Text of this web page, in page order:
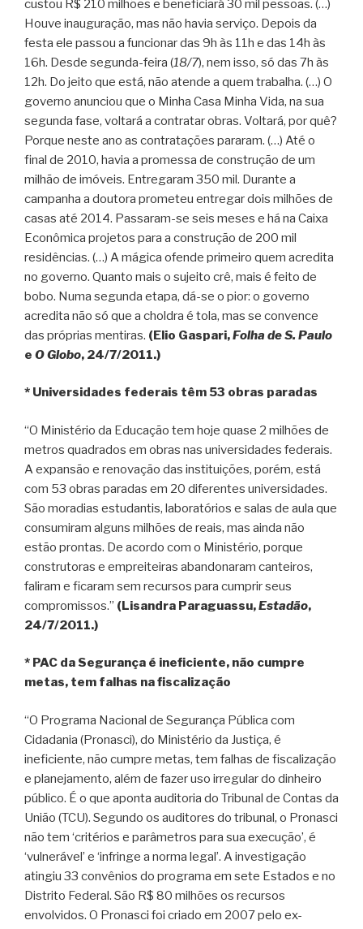
custou R$ 210 milhões e beneficiará 30 mil pessoas. (…)
Houve inauguração, mas não havia serviço. Depois da
festa ele passou a funcionar das 9h às 11h e das 14h às
16h. Desde segunda-feira (18/7), nem isso, só das 7h às
12h. Do jeito que está, não atende a quem trabalha. (…) O
governo anunciou que o Minha Casa Minha Vida, na sua
segunda fase, voltará a contratar obras. Voltará, por quê?
Porque neste ano as contratações pararam. (…) Até o
final de 2010, havia a promessa de construção de um
milhão de imóveis. Entregaram 350 mil. Durante a
campanha a doutora prometeu entregar dois milhões de
casas até 2014. Passaram-se seis meses e há na Caixa
Econômica projetos para a construção de 200 mil
residências. (…) A mágica ofende primeiro quem acredita
no governo. Quanto mais o sujeito crê, mais é feito de
bobo. Numa segunda etapa, dá-se o pior: o governo
acredita não só que a choldra é tola, mas se convence
das próprias mentiras. (Elio Gaspari,Folha de S. Paulo
e O Globo, 24/7/2011.)
* Universidades federais têm 53 obras paradas
“O Ministério da Educação tem hoje quase 2 milhões de
metros quadrados em obras nas universidades federais.
A expansão e renovação das instituições, porém, está
com 53 obras paradas em 20 diferentes universidades.
São moradias estudantis, laboratórios e salas de aula que
consumiram alguns milhões de reais, mas ainda não
estão prontas. De acordo com o Ministério, porque
construtoras e empreiteiras abandonaram canteiros,
faliram e ficaram sem recursos para cumprir seus
compromissos.” (Lisandra Paraguassu,Estadão,
24/7/2011.)
* PAC da Segurança é ineficiente, não cumpre
metas, tem falhas na fiscalização
“O Programa Nacional de Segurança Pública com
Cidadania (Pronasci), do Ministério da Justiça, é
ineficiente, não cumpre metas, tem falhas de fiscalização
e planejamento, além de fazer uso irregular do dinheiro
público. É o que aponta auditoria do Tribunal de Contas da
União (TCU). Segundo os auditores do tribunal, o Pronasci
não tem ‘critérios e parâmetros para sua execução’, é
‘vulnerável’ e ‘infringe a norma legal’. A investigação
atingiu 33 convênios do programa em sete Estados e no
Distrito Federal. São R$ 80 milhões os recursos
envolvidos. O Pronasci foi criado em 2007 pelo ex-